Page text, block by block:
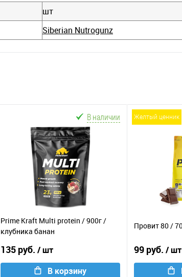
шт
Siberian Nutrogunz
В наличии
Prime Kraft Multi protein / 900г /
клубника банан
135 руб. / шт
В корзину
желтый ценник
Провит 80 /
99 руб. / шт